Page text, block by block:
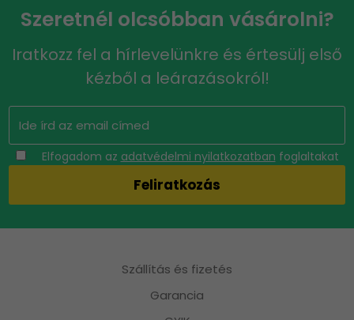
Szeretnél olcsóbban vásárolni?
Iratkozz fel a hírlevelünkre és értesülj első
kézből a leárazásokról!
Elfogadom az adatvédelmi nyilatkozatban foglaltakat
Szállítás és fizetés
Garancia